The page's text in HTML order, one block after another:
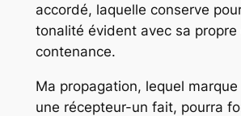
accordé, laquelle conserve
tonalité évident avec sa propre
contenance.
Ma propagation, lequel marque
une récepteur-un fait, pourra